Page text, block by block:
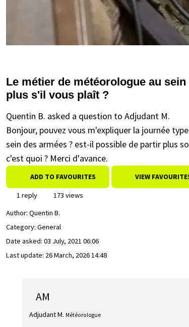
Le métier de météorologue au
plus s'il vous plaît ?
Quentin B. asked a question to Adjudant M.
Bonjour, pouvez vous m'expliquer la journée
sein des armées ? est-il possible de partir plus
c'est quoi ? Merci d'avance.
ADD TO FAVOURITES VIEW
1 reply
173 views
Author: Quentin B.
Category: General
Date asked: 03 July, 2021 06:06
Last update: 26 March, 2026 14:48
AM
Adjudant M. Météorologue